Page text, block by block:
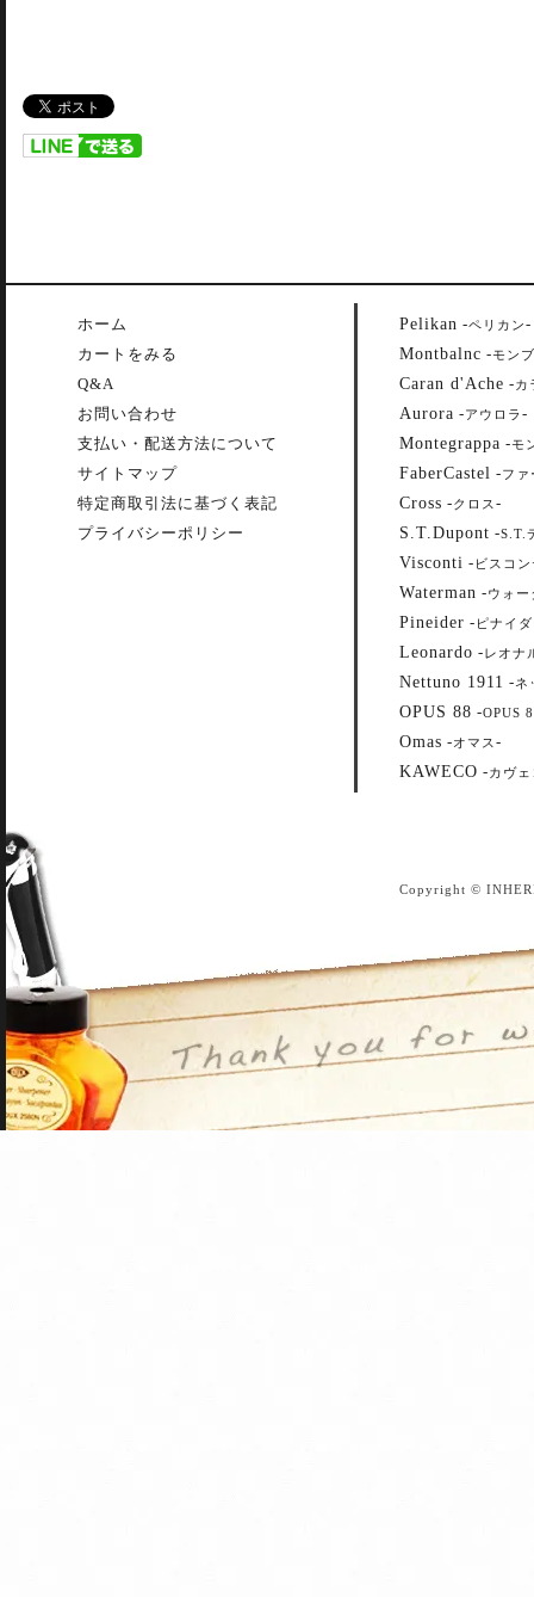
ホーム
カートをみる
Q&A
お問い合わせ
支払い・配送方法について
サイトマップ
特定商取引法に基づく表記
プライバシーポリシー
Pelikan -ペリカン-
Montbalnc -モン
Caran d'Ache -カ
Aurora -アウロラ -
Montegrappa -モ
FaberCastel -ファ
Cross -クロス-
S.T.Dupont -S.T.
Visconti - ビスコ
Waterman -ウォー
Pineider - ピナイ
Leonardo -レオナ
Nettuno 1911 -ネ
OPUS 88 -OPUS
Omas -オマス-
KAWECO -カヴェ
Copyright ©